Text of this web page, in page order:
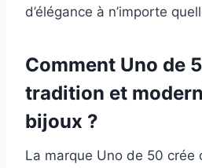
d’élégance à n’importe
Comment Uno de
tradition et
bijoux ?
La marque Uno de 50 crée